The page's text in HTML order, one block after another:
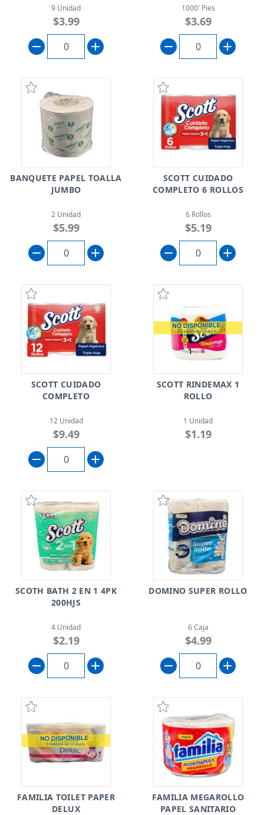
9 Unidad
$3.99
1000' Pies
$3.69
BANQUETE PAPEL TOALLA
JUMBO
2 Unidad
$5.99
SCOTT CUIDADO
COMPLETO 6 ROLLOS
6 Rollos
$5.19
SCOTT CUIDADO
COMPLETO
12 Unidad
$9.49
SCOTT RINDEMAX 1
ROLLO
1 Unidad
$1.19
SCOTH BATH 2 EN 1 4PK
200HJS
4 Unidad
$2.19
DOMINO SUPER ROLLO
6 Caja
$4.99
FAMILIA TOILET PAPER
DELUX
FAMILIA MEGAROLLO
PAPEL SANITARIO